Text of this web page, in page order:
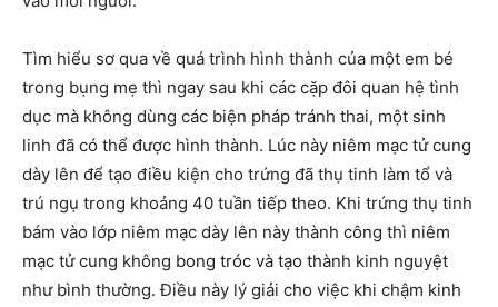
Tìm hiểu sơ qua về quá trình hình thành của một em bé
trong bụng mẹ thì ngay sau khi các cặp đôi quan hệ tình
dục mà không dùng các biện pháp tránh thai, một sinh
linh đã có thể được hình thành. Lúc này niêm mạc tử cung
dày lên để tạo điều kiện cho trứng đã thụ tinh làm tổ và
trú ngụ trong khoảng 40 tuần tiếp theo. Khi trứng thụ tinh
bám vào lớp niêm mạc dày lên này thành công thì niêm
mạc tử cung không bong tróc và tạo thành kinh nguyệt
như bình thường. Điều này lý giải cho việc khi chậm kinh